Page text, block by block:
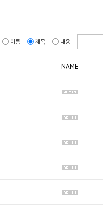
이름 제목 내용
NAME